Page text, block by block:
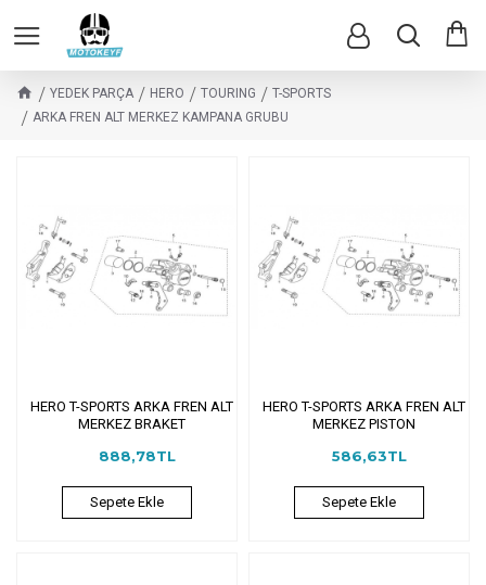
YEDEK PARÇA HERO TOURING
T-SPORTS
ARKA FREN ALT MERKEZ KAMPANA GRUBU
HERO T-SPORTS ARKA FREN ALT
MERKEZ BRAKET
888,78TL
Sepete Ekle
HERO T-SPORTS ARKA FREN ALT
MERKEZ PISTON
586,63TL
Sepete Ekle